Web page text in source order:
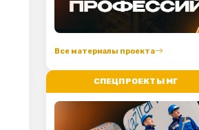
Все материалы проекта
СПЕЦПРОЕКТЫ МГ